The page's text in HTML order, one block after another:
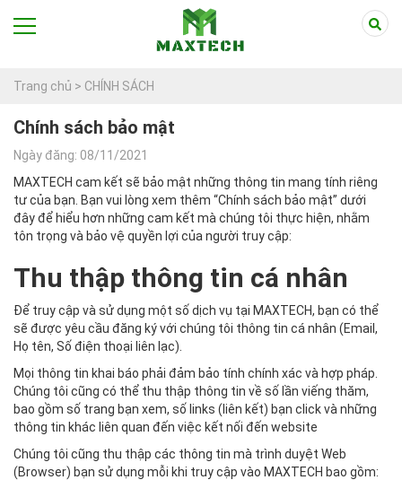
Trang chủ > CHÍNH SÁCH
Chính sách bảo mật
Ngày đăng: 08/11/2021
MAXTECH cam kết sẽ bảo mật những thông tin mang tính riêng
tư của bạn. Bạn vui lòng xem thêm “Chính sách bảo mật” dưới
đây để hiểu hơn những cam kết mà chúng tôi thực hiện, nhằm
tôn trọng và bảo vệ quyền lợi của người truy cập:
Thu thập thông tin cá nhân
Để truy cập và sử dụng một số dịch vụ tại MAXTECH, bạn có thể
sẽ được yêu cầu đăng ký với chúng tôi thông tin cá nhân (Email,
Họ tên, Số điện thoại liên lạc).
Mọi thông tin khai báo phải đảm bảo tính chính xác và hợp pháp.
Chúng tôi cũng có thể thu thập thông tin về số lần viếng thăm,
bao gồm số trang bạn xem, số links (liên kết) bạn click và những
thông tin khác liên quan đến việc kết nối đến website
Chúng tôi cũng thu thập các thông tin mà trình duyệt Web
(Browser) bạn sử dụng mỗi khi truy cập vào MAXTECH bao gồm: